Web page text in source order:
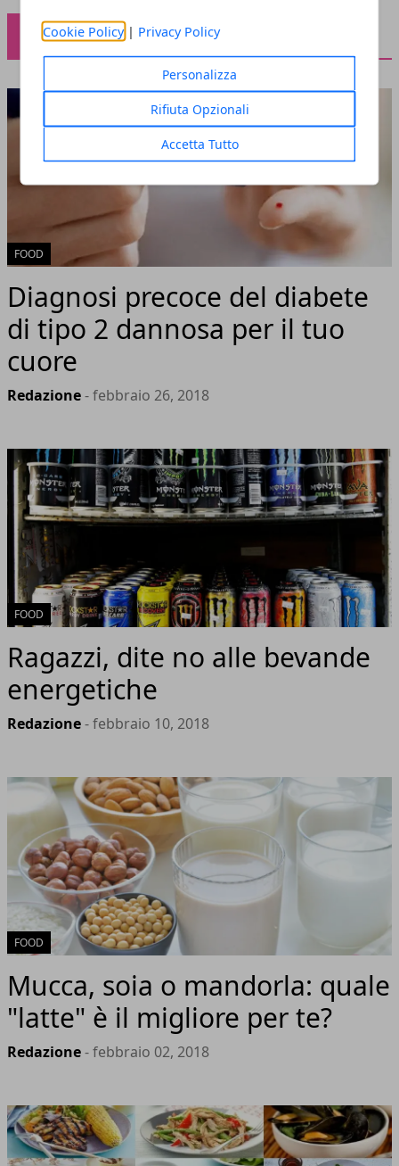
Cookie Policy | Privacy Policy
Personalizza
Rifiuta Opzionali
Accetta Tutto
FOOD
FOOD
Diagnosi precoce del diabete
di tipo 2 dannosa per il tuo
cuore
Redazione- febbraio 26, 2018
FOOD
Ragazzi, dite no alle bevande
energetiche
Redazione- febbraio 10, 2018
FOOD
Mucca, soia o mandorla: quale
"latte" è il migliore per te?
Redazione- febbraio 02, 2018